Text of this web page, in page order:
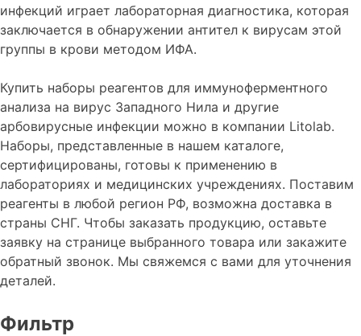
инфекций играет лабораторная диагностика, которая
заключается в обнаружении антител к вирусам этой
группы в крови методом ИФА.
Купить наборы реагентов для иммуноферментного
анализа на вирус Западного Нила и другие
арбовирусные инфекции можно в компании Litolab.
Наборы, представленные в нашем каталоге,
сертифицированы, готовы к применению в
лабораториях и медицинских учреждениях. Поставим
реагенты в любой регион РФ, возможна доставка в
страны СНГ. Чтобы заказать продукцию, оставьте
заявку на странице выбранного товара или закажите
обратный звонок. Мы свяжемся с вами для уточнения
деталей.
Фильтр